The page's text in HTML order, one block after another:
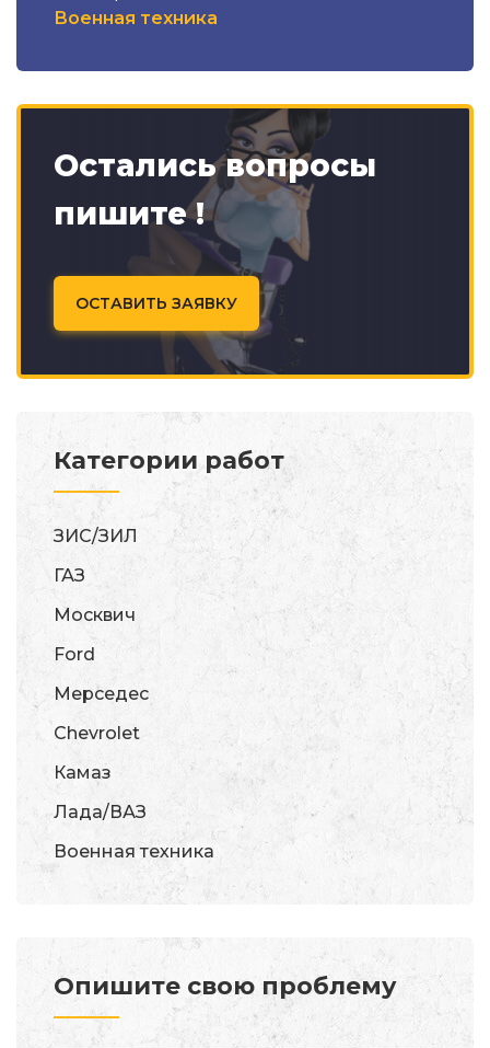
Военная техника
Остались вопросы
пишите !
ОСТАВИТЬ ЗАЯВКУ
Категории работ
ЗИС/ЗИЛ
ГАЗ
Москвич
Ford
Мерседес
Chevrolet
Камаз
Лада/ВАЗ
Военная техника
Опишите свою проблему